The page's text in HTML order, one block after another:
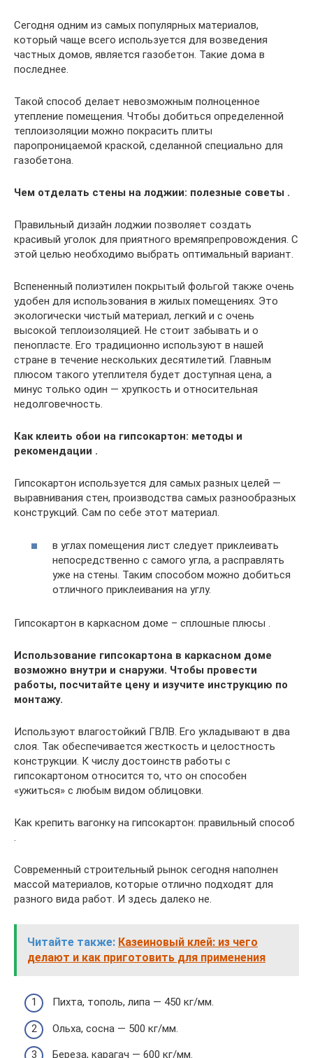
Сегодня одним из самых популярных материалов,
который чаще всего используется для возведения
частных домов, является газобетон. Такие дома в
последнее.
Такой способ делает невозможным полноценное
утепление помещения. Чтобы добиться определенной
теплоизоляции можно покрасить плиты
паропроницаемой краской, сделанной специально для
газобетона.
Чем отделать стены на лоджии: полезные советы .
Правильный дизайн лоджии позволяет создать
красивый уголок для приятного времяпрепровождения. С
этой целью необходимо выбрать оптимальный вариант.
Вспененный полиэтилен покрытый фольгой также очень
удобен для использования в жилых помещениях. Это
экологически чистый материал, легкий и с очень
высокой теплоизоляцией. Не стоит забывать и о
пенопласте. Его традиционно используют в нашей
стране в течение нескольких десятилетий. Главным
плюсом такого утеплителя будет доступная цена, а
минус только один — хрупкость и относительная
недолговечность.
Как клеить обои на гипсокартон: методы и
рекомендации .
Гипсокартон используется для самых разных целей —
выравнивания стен, производства самых разнообразных
конструкций. Сам по себе этот материал.
в углах помещения лист следует приклеивать
непосредственно с самого угла, а расправлять
уже на стены. Таким способом можно добиться
отличного приклеивания на углу.
Гипсокартон в каркасном доме – сплошные плюсы .
Использование гипсокартона в каркасном доме
возможно внутри и снаружи. Чтобы провести
работы, посчитайте цену и изучите инструкцию по
монтажу.
Используют влагостойкий ГВЛВ. Его укладывают в два
слоя. Так обеспечивается жесткость и целостность
конструкции. К числу достоинств работы с
гипсокартоном относится то, что он способен
«ужиться» с любым видом облицовки.
Как крепить вагонку на гипсокартон: правильный способ
Современный строительный рынок сегодня наполнен
массой материалов, которые отлично подходят для
разного вида работ. И здесь далеко не.
Читайте также: Казеиновый клей: из чего
делают и как приготовить для применения
Пихта, тополь, липа — 450 кг/мм.
Ольха, сосна — 500 кг/мм.
Береза, карагач — 600 кг/мм.